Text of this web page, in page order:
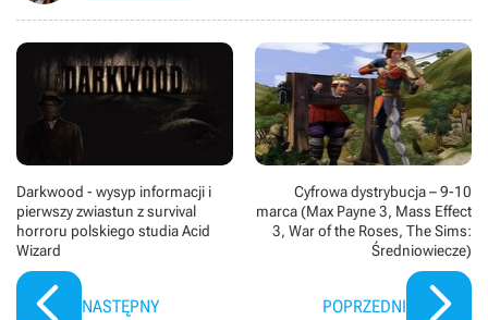
Darkwood - wysyp informacji i
pierwszy zwiastun z survival
horroru polskiego studia Acid
Wizard
NASTĘPNY
Cyfrowa dystrybucja – 9-10
marca (Max Payne 3, Mass Effect
3, War of the Roses, The Sims:
Średniowiecze)
POPRZEDNI